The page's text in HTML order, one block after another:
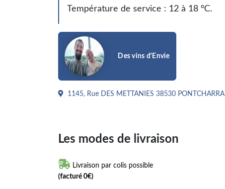
Température de service : 12 à 18 °C.
Des vins d'Envie
1145, Rue DES METTANIES 38530 PONTCHARRA
Les modes de livraison
 Livraison par colis possible
(facturé 0€)